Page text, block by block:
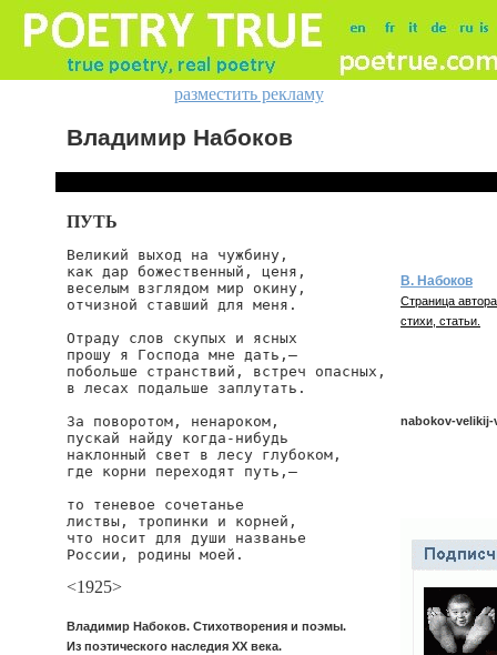
разместить рекламу
Владимир Набоков
ПУТЬ
Великий выход на чужбину,
как дар божественный, ценя,
веселым взглядом мир окину,
отчизной ставший для меня.
Отраду слов скупых и ясных
прошу я Господа мне дать,—
побольше странствий, встреч опасных,
в лесах подальше заплутать.
За поворотом, ненароком,
пускай найду когда-нибудь
наклонный свет в лесу глубоком,
где корни переходят путь,—
то теневое сочетанье
листвы, тропинки и корней,
что носит для души названье
России, родины моей.
<1925>
Владимир Набоков. Стихотворения и поэмы.
Из поэтического наследия XX века.
В. Набоков
Страница
стихи, статьи.
nabokov-velikij-